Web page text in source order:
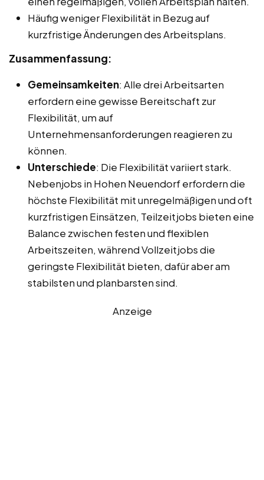
Häufig weniger Flexibilität in Bezug auf
kurzfristige Änderungen des Arbeitsplans.
Zusammenfassung:
Gemeinsamkeiten: Alle drei Arbeitsarten
erfordern eine gewisse Bereitschaft zur
Flexibilität, um auf
Unternehmensanforderungen reagieren zu
können.
Unterschiede: Die Flexibilität variiert stark.
Nebenjobs in Hohen Neuendorf erfordern die
höchste Flexibilität mit unregelmäßigen und oft
kurzfristigen Einsätzen, Teilzeitjobs bieten eine
Balance zwischen festen und flexiblen
Arbeitszeiten, während Vollzeitjobs die
geringste Flexibilität bieten, dafür aber am
stabilsten und planbarsten sind.
Anzeige